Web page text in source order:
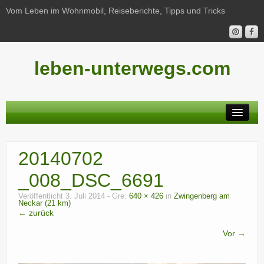
Vom Leben im Wohnmobil, Reiseberichte, Tipps und Tricks
leben-unterwegs.com
Reiseberichte
Unterwegs
Haushalt
20140702
_008_DSC_6691
Veröffentlicht 3. Juli 2014 - Gre: 640 × 426 in Zwingenberg am
Neckar (21 km)
← zurück
Vor →